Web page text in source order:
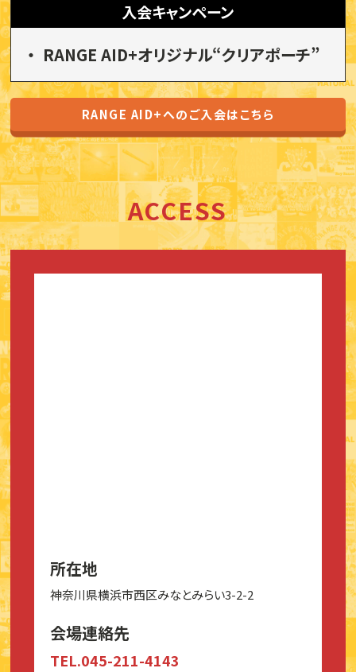
入会キャンペーン
RANGE AID+オリジナル“クリアポーチ”
RANGE AID+へのご入会はこちら
ACCESS
所在地
神奈川県横浜市西区みなとみらい3-2-2
会場連絡先
TEL.045-211-4143